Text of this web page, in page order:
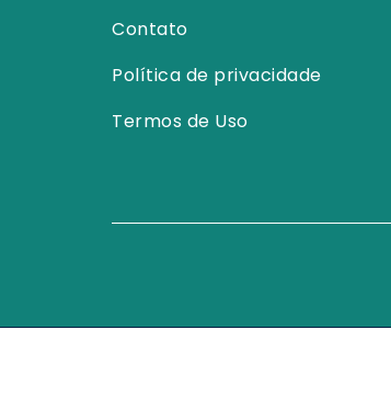
Contato
Política de privacidade
Termos de Uso